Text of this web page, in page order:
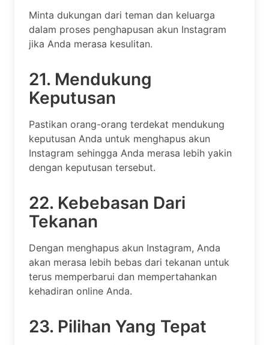
Minta dukungan dari teman dan keluarga
dalam proses penghapusan akun Instagram
jika Anda merasa kesulitan.
21. Mendukung
Keputusan
Pastikan orang-orang terdekat mendukung
keputusan Anda untuk menghapus akun
Instagram sehingga Anda merasa lebih yakin
dengan keputusan tersebut.
22. Kebebasan Dari
Tekanan
Dengan menghapus akun Instagram, Anda
akan merasa lebih bebas dari tekanan untuk
terus memperbarui dan mempertahankan
kehadiran online Anda.
23. Pilihan Yang Tepat